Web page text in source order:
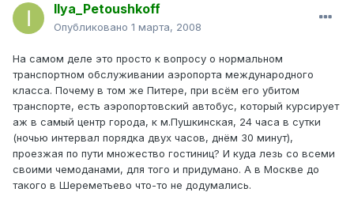
Ilya_Petoushkoff
Опубликовано 1 марта, 2008
На самом деле это просто к вопросу о нормальном
транспортном обслуживании аэропорта международного
класса. Почему в том же Питере, при всём его убитом
транспорте, есть аэропортовский автобус, который курсирует
аж в самый центр города, к м.Пушкинская, 24 часа в сутки
(ночью интервал порядка двух часов, днём 30 минут),
проезжая по пути множество гостиниц? И куда лезь со всеми
своими чемоданами, для того и придумано. А в Москве до
такого в Шереметьево что-то не додумались.